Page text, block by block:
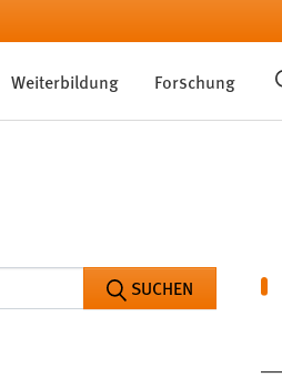
Weiterbildung Forschung
SUCHEN